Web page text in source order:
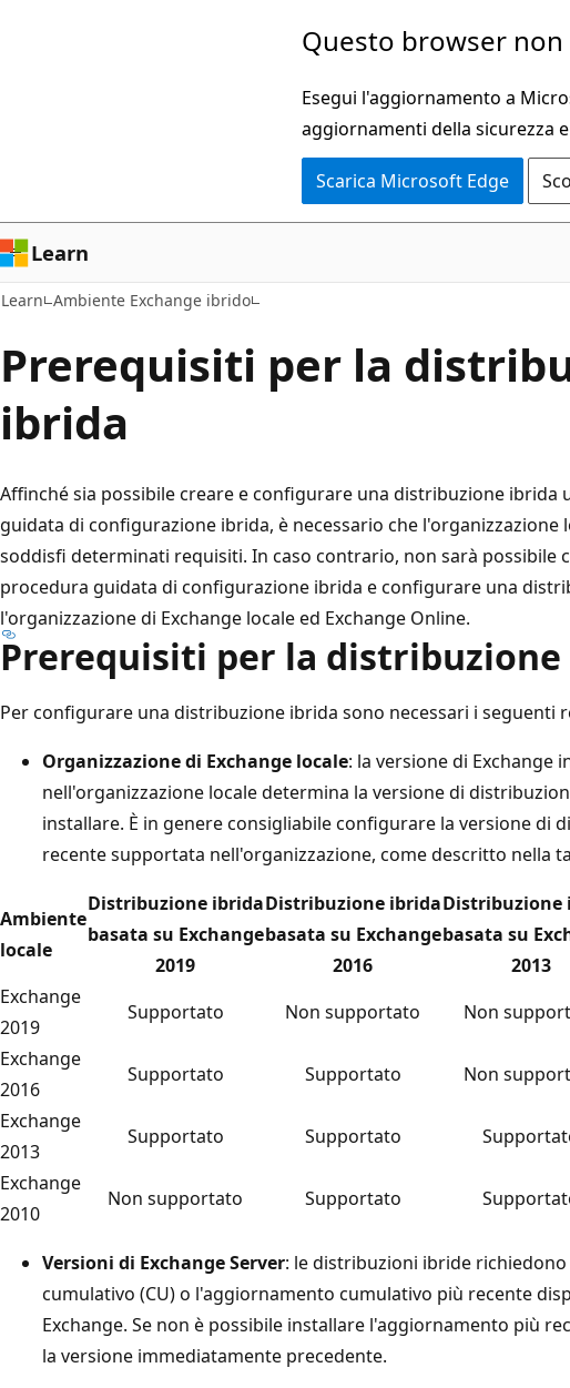
Questo browser
Esegui l'aggiornamento a
aggiornamenti della sicurezza
Scarica Microsoft Edge
Learn
Learn Ambiente Exchange ibrido
Prerequisiti per la
ibrida
Affinché sia possibile creare e configurare una distribuzione ibrida
guidata di configurazione ibrida, è necessario che l'organizzazione
soddisfi determinati requisiti. In caso contrario, non sarà possibile
procedura guidata di configurazione ibrida e configurare una
l'organizzazione di Exchange locale ed Exchange Online.
Prerequisiti per la
Per configurare una distribuzione ibrida sono necessari i seguenti
Organizzazione di Exchange locale: la versione di Exchange
nell'organizzazione locale determina la versione di
installare. È in genere consigliabile configurare la versione di
recente supportata nell'organizzazione, come descritto nella
Ambiente
locale
Distribuzione ibrida
basata su Exchange
2019
Distribuzione ibrida
basata su Exchange
2016
Distribuzione
basata su
2013
Exchange
2019
Supportato Non supportato Non
Exchange
2016
Supportato Supportato Non
Exchange
2013
Supportato Supportato
Exchange
2010
Non supportato Supportato
Versioni di Exchange Server: le distribuzioni ibride
cumulativo (CU) o l'aggiornamento cumulativo più recente
Exchange. Se non è possibile installare l'aggiornamento più
la versione immediatamente precedente.